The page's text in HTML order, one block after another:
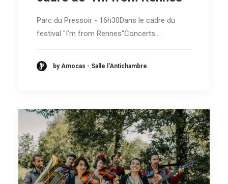
Parc du Pressoir - 16h30Dans le cadre du
festival "I'm from Rennes"Concerts…
by Amocas - Salle l'Antichambre